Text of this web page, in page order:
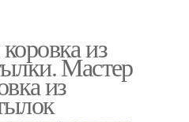
из
Мастер
из